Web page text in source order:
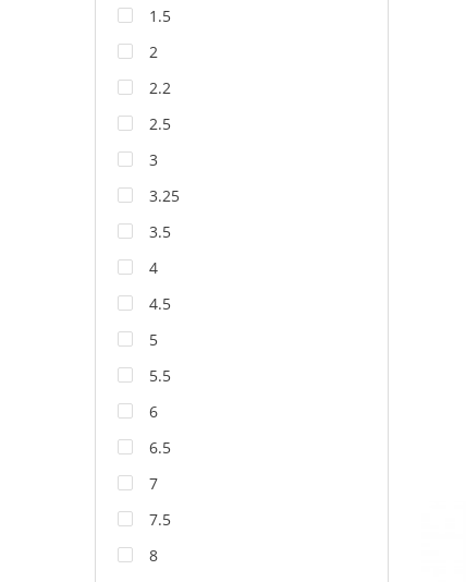
1.5
2
2.2
2.5
3
3.25
3.5
4
4.5
5
5.5
6
6.5
7
7.5
8